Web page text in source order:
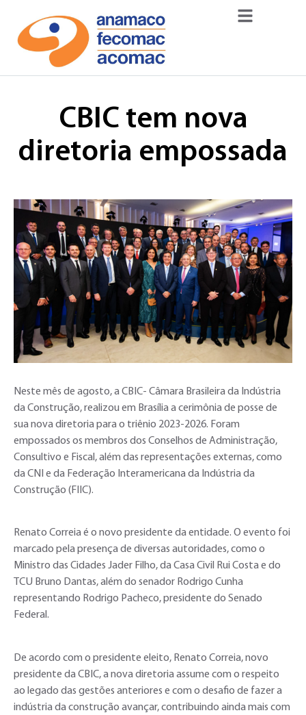
CBIC tem nova
diretoria empossada
Neste mês de agosto, a CBIC- Câmara Brasileira da Indústria
da Construção, realizou em Brasília a cerimônia de posse de
sua nova diretoria para o triênio 2023-2026. Foram
empossados os membros dos Conselhos de Administração,
Consultivo e Fiscal, além das representações externas, como
da CNI e da Federação Interamericana da Indústria da
Construção (FIIC).
Renato Correia é o novo presidente da entidade. O evento foi
marcado pela presença de diversas autoridades, como o
Ministro das Cidades Jader Filho, da Casa Civil Rui Costa e do
TCU Bruno Dantas, além do senador Rodrigo Cunha
representando Rodrigo Pacheco, presidente do Senado
Federal.
De acordo com o presidente eleito, Renato Correia, novo
presidente da CBIC, a nova diretoria assume com o respeito
ao legado das gestões anteriores e com o desafio de fazer a
indústria da construção avançar, contribuindo ainda mais com